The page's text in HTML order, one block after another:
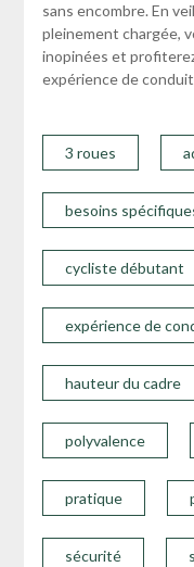
sans encombre. En
pleinement chargée,
inopinées et
expérience de
3 roues
besoins
cycliste débutant
expérience de
hauteur du cadre
polyvalence
pratique
sécurité